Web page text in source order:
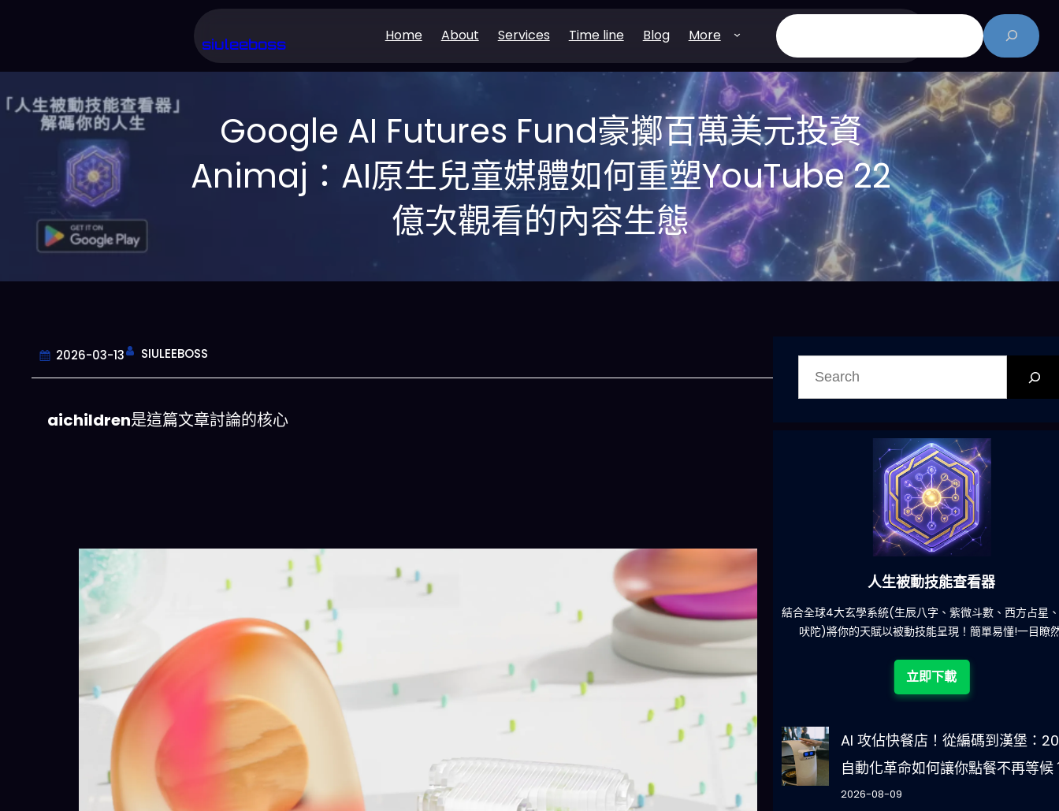
主
要
siuleeboss Home About Services Time line Blog More
搜
尋
Google AI Futures Fund豪擲百萬美元投資
Animaj：AI原生兒童媒體如何重塑YouTube 22
億次觀看的內容生態
2026-03-13 SIULEEBOSS
aichildren是這篇文章討論的核心
今晚吃什麽
一鍵配搭出三餸一湯的完美晚餐組合,以後免除晚餐吃什麽的煩
惱
立即下載
人生被動技能查看器
結合全球4大玄學系統(生辰八字、紫微斗數、西方占星、
吠陀)將你的天賦以被動技能呈現！簡單易懂!一目瞭然!
立即下載
AI 攻佔快餐店！從編碼到漢堡：
自動化革命如何讓你點餐不再等候
2026-08-09